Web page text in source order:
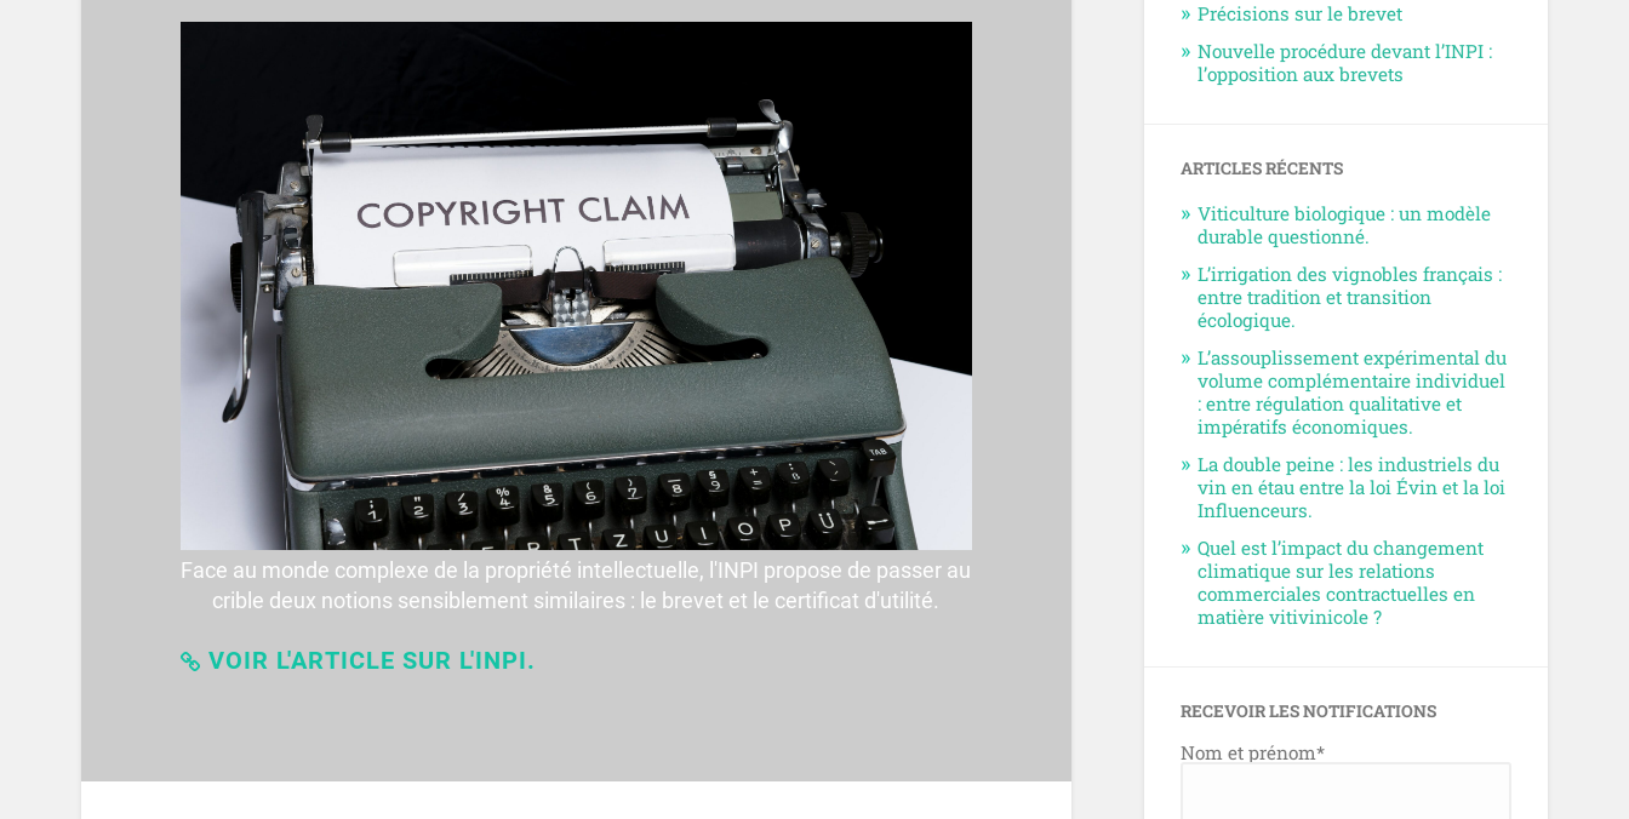
Face au monde complexe de la propriété intellectuelle, l'INPI propose de passer au
crible deux notions sensiblement similaires : le brevet et le certificat d'utilité.
VOIR L'ARTICLE SUR L'INPI.
Précisions sur le brevet
Nouvelle procédure devant l’INPI :
l’opposition aux brevets
ARTICLES RÉCENTS
Viticulture biologique : un modèle
durable questionné.
L’irrigation des vignobles français :
entre tradition et transition
écologique.
L’assouplissement expérimental du
volume complémentaire individuel
: entre régulation qualitative et
impératifs économiques.
La double peine : les industriels du
vin en étau entre la loi Évin et la loi
Influenceurs.
Quel est l’impact du changement
climatique sur les relations
commerciales contractuelles en
matière vitivinicole ?
RECEVOIR LES NOTIFICATIONS
Nom et prénom*